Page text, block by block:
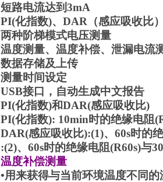
短路电流达到3mA
PI(化指数)、DAR（感应吸收比
两种阶梯模式电压测量
温度测量、温度补偿、泄漏电流
数据存储及上传
测量时间设定
USB接口，自动生成中文报告
PI(化指数)和DAR(感应吸收比)
PI(化指数): 10min时的绝缘电阻
DAR(感应吸收比):(1)、60s时的
:(2)、60s时的绝缘电阻(R60s)与
温度补偿测量
•用来获得与当前环境温度不同